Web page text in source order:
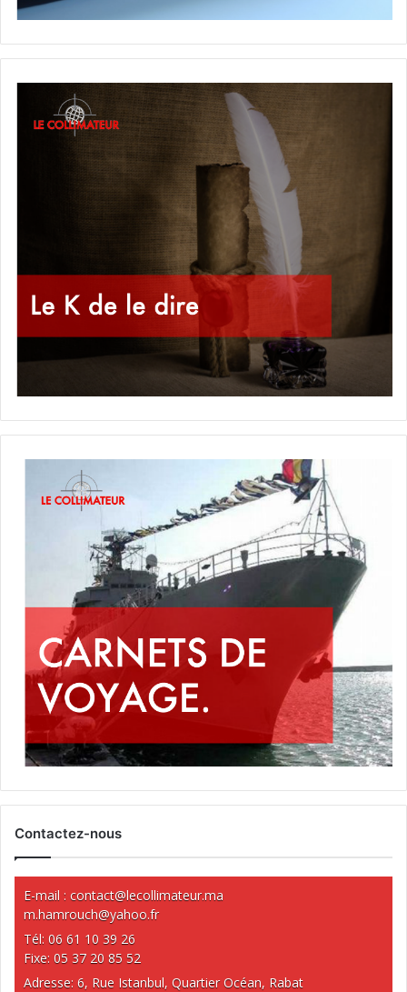
Contactez-nous
E-mail : contact@lecollimateur.ma
m.hamrouch@yahoo.fr
Tél: 06 61 10 39 26
Fixe: 05 37 20 85 52
Adresse: 6, Rue Istanbul, Quartier Océan, Rabat